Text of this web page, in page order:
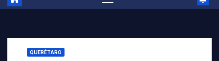
QUERÉTARO